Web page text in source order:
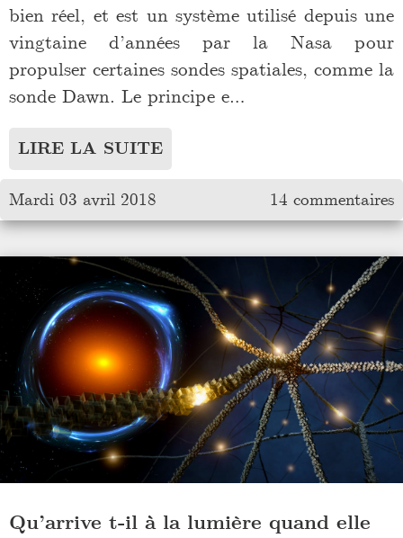
bien réel, et est un système utilisé depuis une
vingtaine d’années par la Nasa pour
propulser certaines sondes spatiales, comme la
sonde Dawn. Le principe e…
LIRE LA SUITE
Mardi 03 avril 2018 14 commentaires
Qu’arrive t-il à la lumière quand elle